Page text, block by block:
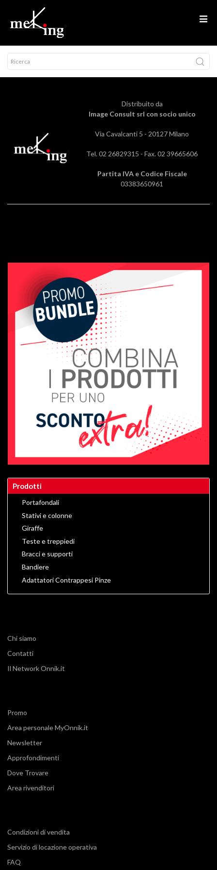
Distribuito da
Image Consult srl con socio unico
Via Cavalcanti 5 - 20127 Milano
Tel. 02 26829315 - Fax. 02 39665606
Partita IVA e Codice Fiscale
03383650961
Prodotti
Portafondali
Stativi e colonne
Giraffe
Teste e treppiedi
Bracci e supporti
Bandiere
Adattatori Contrappesi Pinze
Chi siamo
Contatti
Il Network Onnik.it
Promo
Area personale MyOnnik.it
Newsletter
Approfondimenti
Dove Trovare
Area rivenditori
Condizioni di vendita
Servizio di locazione operativa
FAQ